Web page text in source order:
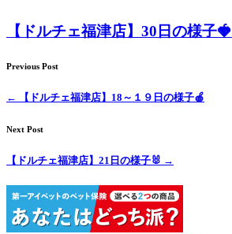
ン・
ッ
ト
ホ
テ
ル
【ドルチェ福津店】30日の様子🍓
Previous Post
← 【ドルチェ福津店】18～１９日の様子🍎
Next Post
【ドルチェ福津店】21日の様子🐰 →